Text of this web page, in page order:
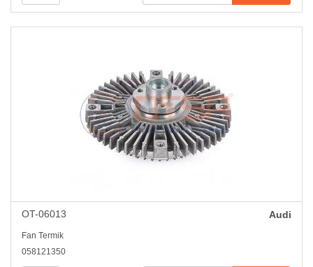
OT-06013 Audi
Fan Termik
058121350